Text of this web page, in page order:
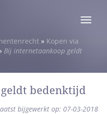
Toggle
» Kopen via
Bij internetaankoop geldt
bedenktijd
bijgewerkt op: 07-03-2018